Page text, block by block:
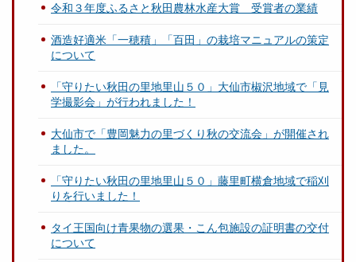
令和３年度ふるさと秋田農林水産大賞 受賞者の業績
酒造好適米「一穂積」「百田」の栽培マニュアルの策定
について
「守りたい秋田の里地里山５０」大仙市椒沢地域で「見
学撮影会」が行われました！
大仙市で「豊岡魅力の里づくり秋の交流会」が開催され
ました。
「守りたい秋田の里地里山５０」藤里町横倉地域で稲刈
りを行いました！
タイ王国向け青果物の選果・こん包施設の証明書の交付
について